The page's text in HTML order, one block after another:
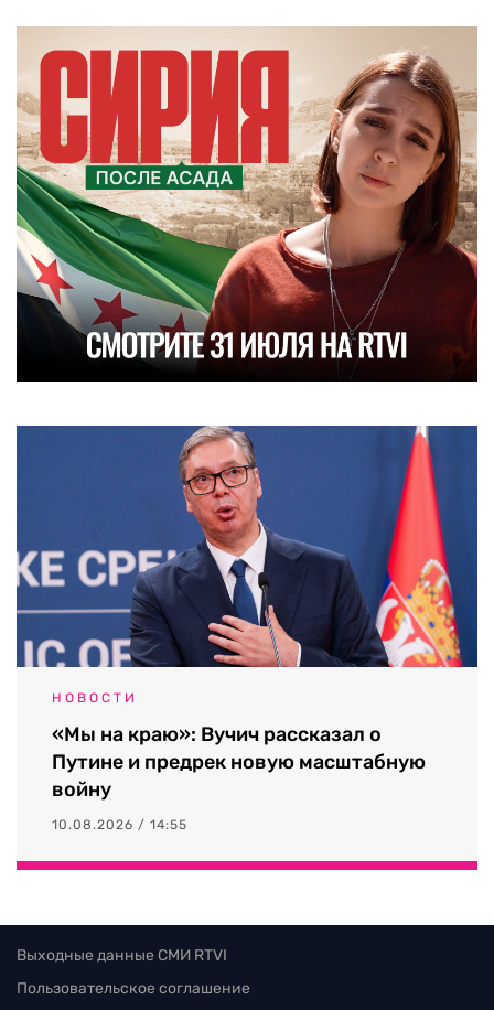
НОВОСТИ
«Мы на краю»: Вучич рассказал о
Путине и предрек новую масштабную
войну
10.08.2026 / 14:55
Выходные данные СМИ RTVI
Пользовательское соглашение